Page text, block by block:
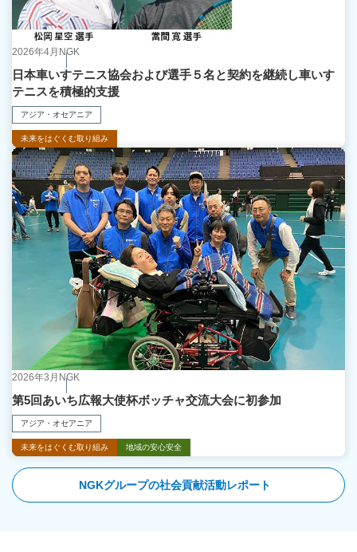
2026年4月 NGK
日本車いすテニス協会および選手５名と契約を継続し車いす
テニスを積極的支援
アジア・オセアニア
未来をはぐくむ取り組み
2026年3月 NGK
第5回あいち広報大使杯ボッチャ交流大会に初参加
アジア・オセアニア
未来をはぐくむ取り組み 地域の安心安全
NGKグループの社会貢献活動レポート